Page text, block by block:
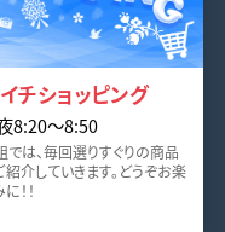
チショッピング
8:20〜8:50
では、毎回選りすぐりの商品
紹介していきます。どうぞお楽
！！